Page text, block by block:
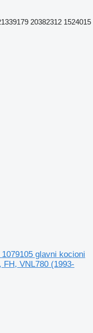
20382312 1524015
glavni kocioni
VNL780 (1993-